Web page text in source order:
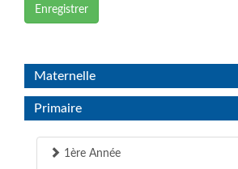
Enregistrer
Maternelle
Primaire
1ère Année